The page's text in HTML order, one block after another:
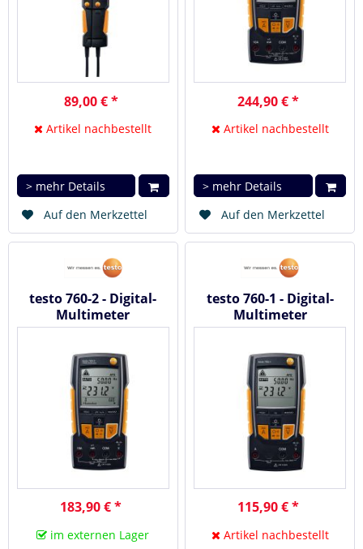
89,00 € *
Artikel nachbestellt
> mehr Details
Auf den Merkzettel
244,90 € *
Artikel nachbestellt
> mehr Details
Auf den Merkzettel
testo 760-2 - Digital-
Multimeter
183,90 € *
im externen Lager
testo 760-1 - Digital-
Multimeter
115,90 € *
Artikel nachbestellt